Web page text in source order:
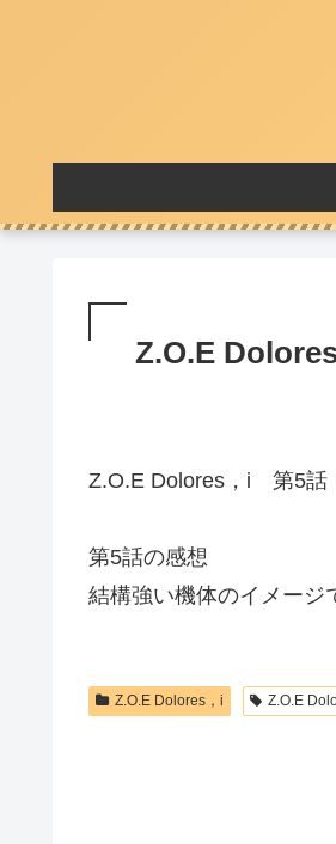
Z.O.E
Z.O.E Dolores，i 第5話
第5話の感想
結構強い機体のイメージ
Z.O.E Dolores，i Z.O.E